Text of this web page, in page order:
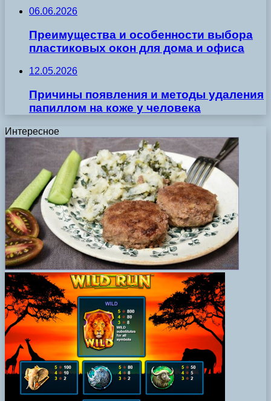
06.06.2026
Преимущества и особенности выбора
пластиковых окон для дома и офиса
12.05.2026
Причины появления и методы удаления
папиллом на коже у человека
Интересное